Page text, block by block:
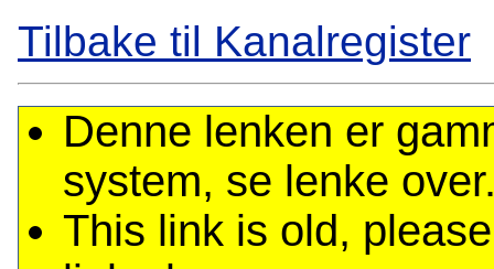
Tilbake til Kanalregister
Denne lenken er
system, se lenke
This link is old,